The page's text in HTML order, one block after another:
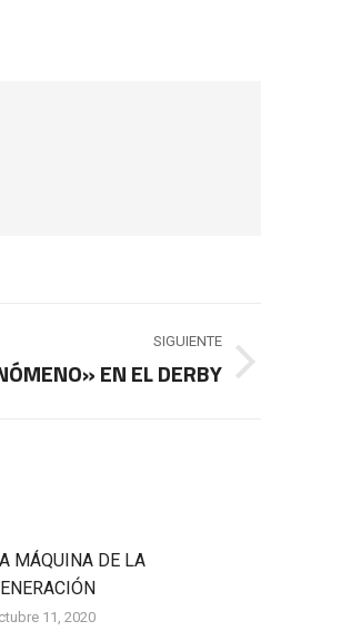
SIGUIENTE
EN EL DERBY
MÁQUINA DE LA
11, 2020